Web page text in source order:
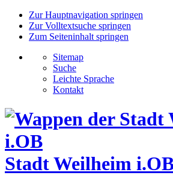
Zur Hauptnavigation springen
Zur Volltextsuche springen
Zum Seiteninhalt springen
Sitemap
Suche
Leichte Sprache
Kontakt
Stadt Weilheim